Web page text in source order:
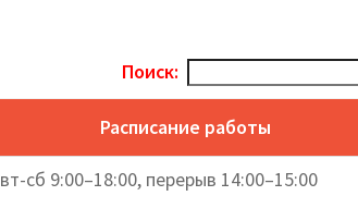
Поиск:
Расписание работы
вт-сб 9:00–18:00, перерыв 14:00–15:00